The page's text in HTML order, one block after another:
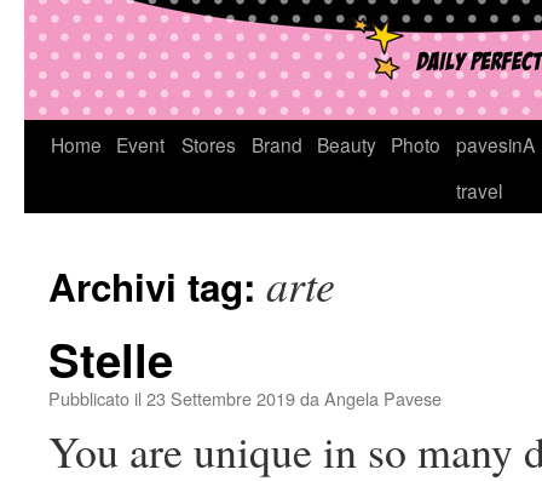
VaiHome Event Stores Brand Beauty Photo
pavesinA
travel
Archivi tag: arte
Stelle
Pubblicato il 23 Settembre 2019da Angela Pavese
You are unique in so many